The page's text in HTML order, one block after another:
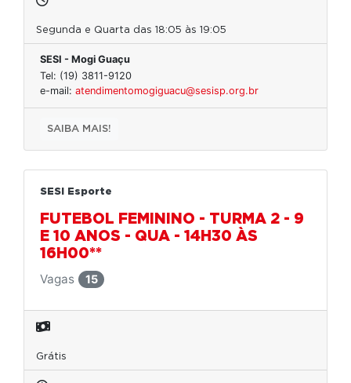
Segunda e Quarta das 18:05 às 19:05
SESI - Mogi Guaçu
Tel: (19) 3811-9120
e-mail: atendimentomogiguacu@sesisp.org.br
SAIBA MAIS!
SESI Esporte
FUTEBOL FEMININO - TURMA 2 - 9
E 10 ANOS - QUA - 14H30 ÀS
16H00**
Vagas
15
Grátis